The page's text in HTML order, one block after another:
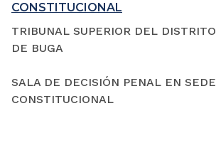
CONSTITUCIONAL
TRIBUNAL SUPERIOR DEL
DE BUGA
SALA DE DECISIÓN PENAL EN SEDE
CONSTITUCIONAL